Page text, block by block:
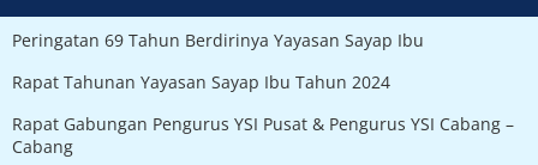
Peringatan 69 Tahun Berdirinya Yayasan Sayap Ibu
Rapat Tahunan Yayasan Sayap Ibu Tahun 2024
Rapat Gabungan Pengurus YSI Pusat & Pengurus YSI Cabang –
Cabang